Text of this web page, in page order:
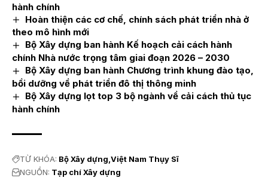
hành chính
Hoàn thiện các cơ chế, chính sách phát triển nhà ở
theo mô hình mới
Bộ Xây dựng ban hành Kế hoạch cải cách hành
chính Nhà nước trọng tâm giai đoạn 2026 – 2030
Bộ Xây dựng ban hành Chương trình khung đào tạo,
bồi dưỡng về phát triển đô thị thông minh
Bộ Xây dựng lọt top 3 bộ ngành về cải cách thủ tục
hành chính
TỪ KHÓA: Bộ Xây dựng Việt Nam Thụy Sĩ
NGUỒN: Tạp chí Xây dựng